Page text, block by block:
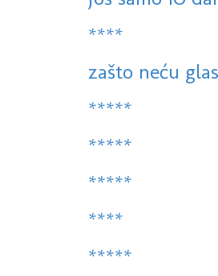
****
zašto neću
*****
*****
*****
****
*****